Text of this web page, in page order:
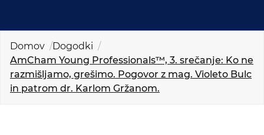
NOVICE
KONTAKT
Domov
Dogodki
AmCham Young Professionals™, 3. srečanje: Ko ne
razmišljamo, grešimo. Pogovor z mag. Violeto Bulc
in patrom dr. Karlom Gržanom.